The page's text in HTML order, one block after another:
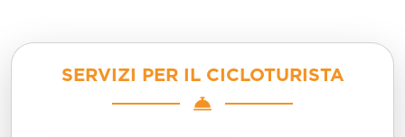
SERVIZI PER IL CICLOTURISTA